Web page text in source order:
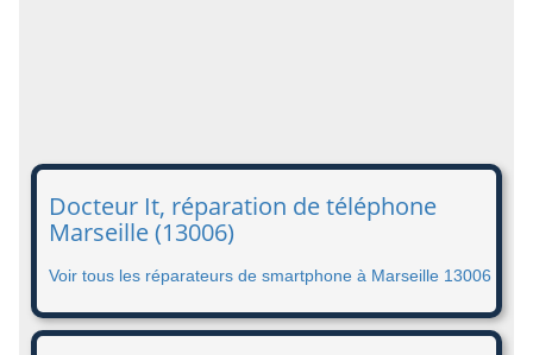
Docteur It, réparation de téléphone
Marseille (13006)
Voir tous les réparateurs de smartphone à Marseille 13006